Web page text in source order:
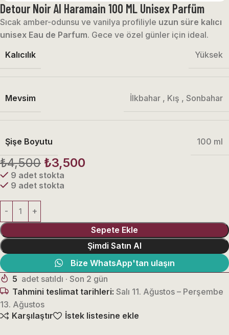
Detour Noir Al Haramain 100 ML Unisex Parfüm
Sıcak amber-odunsu ve vanilya profiliyle uzun süre kalıcı
unisex Eau de Parfum. Gece ve özel günler için ideal.
Kalıcılık
Yüksek
Mevsim İlkbahar , Kış , Sonbahar
Şişe Boyutu 100 ml
₺4,500 ₺3,500
9 adet stokta
9 adet stokta
Sepete Ekle
Şimdi Satın Al
Bize WhatsApp'tan ulaşın
5 adet satıldı · Son 2 gün
Tahmini teslimat tarihleri: Salı 11. Ağustos – Perşembe
13. Ağustos
Karşılaştır
İstek listesine ekle